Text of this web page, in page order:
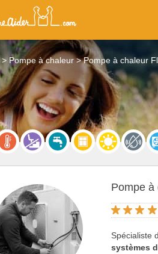
Pompe à chaleur Pompe à chaleur
Pompe à
Spécialiste
systèmes